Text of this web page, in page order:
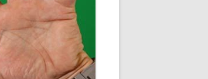
DATENSCHUTZ
IMPRESSUM